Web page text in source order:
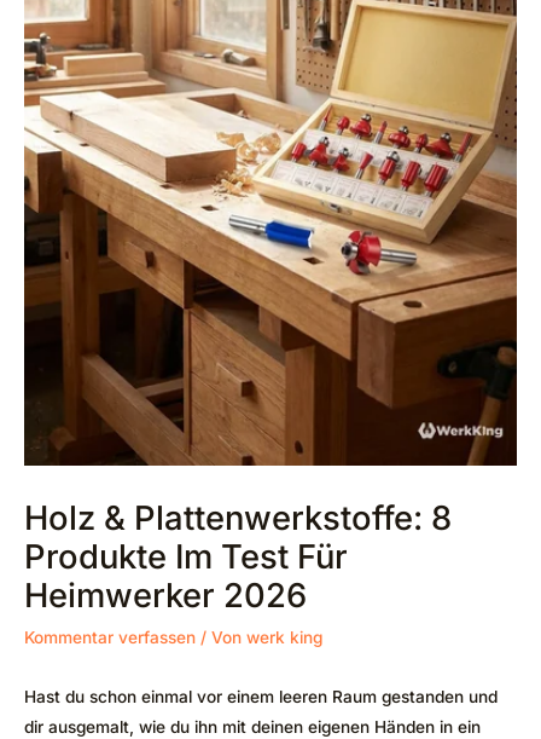
Holz & Plattenwerkstoffe: 8
Produkte Im Test Für
Heimwerker 2026
Kommentar verfassen / Von werk king
Hast du schon einmal vor einem leeren Raum gestanden und
dir ausgemalt, wie du ihn mit deinen eigenen Händen in ein